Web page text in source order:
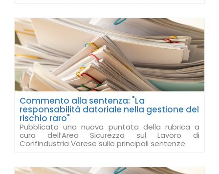
Commento alla sentenza: "La
responsabilità datoriale nella gestione del
rischio raro"
Pubblicata una nuova puntata della rubrica a
cura dell’Area Sicurezza sul Lavoro di
Confindustria Varese sulle principali sentenze.